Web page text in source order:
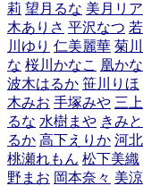
莉 望月るな 美月リア
木ありさ 平沢なつ
川ゆり 仁美麗華 菊
な 桜川かなこ 凰か
波木はるか 笹川りほ
木みお 手塚みや 三
るな 水樹まや きみ
るか 高下えりか 河
桃瀬れもん 松下美織
野まお 岡本奈々 美